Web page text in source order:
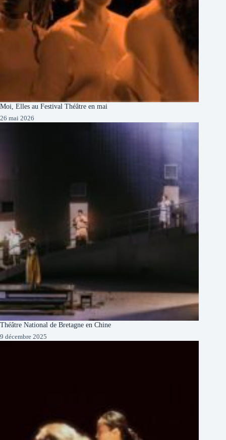
Moi, Elles au Festival Théâtre en mai
26 mai 2026
Théâtre National de Bretagne en Chine
9 décembre 2025